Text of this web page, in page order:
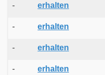
- erhalten
- erhalten
- erhalten
- erhalten